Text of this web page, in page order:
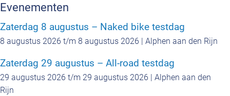
Evenementen
Zaterdag 8 augustus – Naked bike testdag
8 augustus 2026 t/m 8 augustus 2026 | Alphen aan den Rijn
Zaterdag 29 augustus – All-road testdag
29 augustus 2026 t/m 29 augustus 2026 | Alphen aan den
Rijn